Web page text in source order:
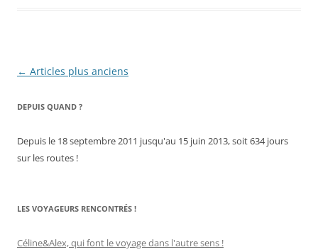
Navigation
articles
← Articles plus anciens
DEPUIS QUAND ?
Depuis le 18 septembre 2011 jusqu'au 15 juin 2013, soit 634 jours
sur les routes !
LES VOYAGEURS RENCONTRÉS !
Céline&Alex, qui font le voyage dans l'autre sens !